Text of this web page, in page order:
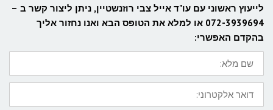
לייעוץ ראשוני עם עו"ד אייל צבי רוזנשטיין, ניתן ליצור קשר ב –
072-3939694 או למלא את הטופס הבא ואנו נחזור אליך
בהקדם האפשרי:
שם
מלא:
דואר
אלקטרוני: